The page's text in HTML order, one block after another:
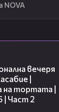
NOVA
вечеря
|
тортата |
| Част 2